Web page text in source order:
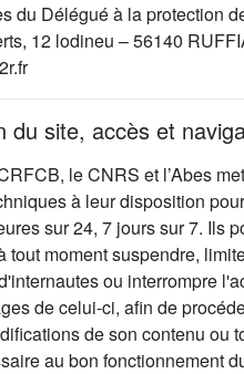
du Délégué à la protection
12 lodineu – 56140
du site, accès et
le CNRS et l’Abes
à leur disposition
sur 24, 7 jours sur 7. Ils
tout moment suspendre,
ou interrompre
de celui-ci, afin de
de son contenu ou
au bon fonctionnement